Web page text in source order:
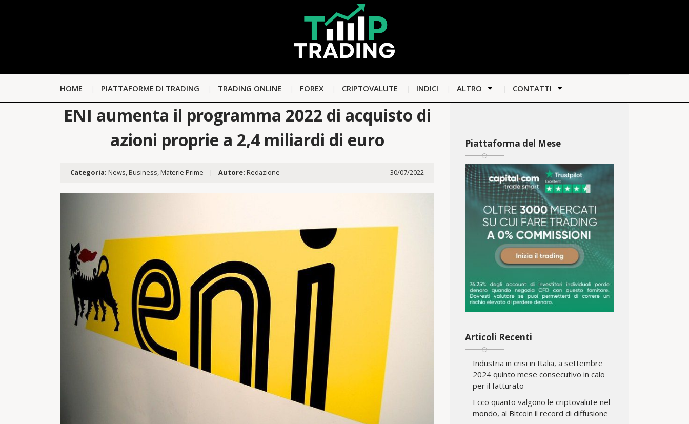
HOME PIATTAFORME DI TRADING TRADING ONLINE FOREX CRIPTOVALUTE INDICI ALTRO CONTATTI
ENI aumenta il programma 2022 di acquisto di
azioni proprie a 2,4 miliardi di euro
Categoria: News,Business,Materie Prime | Autore: Redazione 30/07/2022
Piattaforma del Mese
Articoli Recenti
Industria in crisi in Italia, a settembre
2024 quinto mese consecutivo in calo
per il fatturato
Ecco quanto valgono le criptovalute nel
mondo, al Bitcoin il record di diffusione